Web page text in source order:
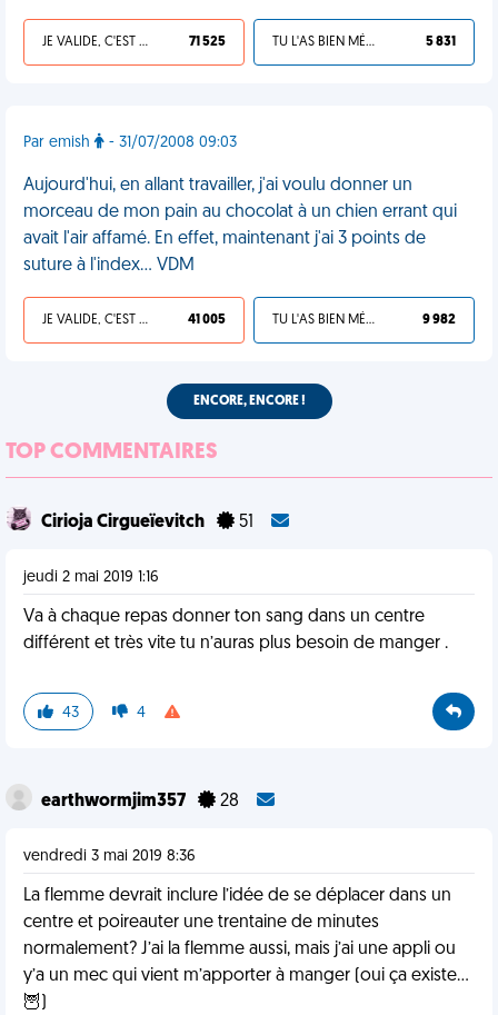
JE VALIDE, C'EST UNE VDM 71 525 TU L'AS BIEN MÉRITÉ 5 831
Par emish - 31/07/2008 09:03
Aujourd'hui, en allant travailler, j'ai voulu donner un
morceau de mon pain au chocolat à un chien errant qui
avait l'air affamé. En effet, maintenant j'ai 3 points de
suture à l'index... VDM
JE VALIDE, C'EST UNE VDM 41 005 TU L'AS BIEN MÉRITÉ 9 982
ENCORE, ENCORE !
TOP COMMENTAIRES
Cirioja Cirgueïevitch 51
jeudi 2 mai 2019 1:16
Va à chaque repas donner ton sang dans un centre
différent et très vite tu n’auras plus besoin de manger .
43 4
earthwormjim357 28
vendredi 3 mai 2019 8:36
La flemme devrait inclure l’idée de se déplacer dans un
centre et poireauter une trentaine de minutes
normalement? J’ai la flemme aussi, mais j’ai une appli ou
y’a un mec qui vient m’apporter à manger (oui ça existe...
🦉)